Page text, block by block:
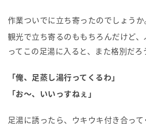
作業ついでに立ち寄ったのでしょうか
観光で立ち寄るのももちろんだけど
ってこの足湯に入ると、また格別だろ
「俺、足蒸し湯行ってくるわ」
「お～、いいっすねぇ」
足湯に誘ったら、ウキウキ付き合っ